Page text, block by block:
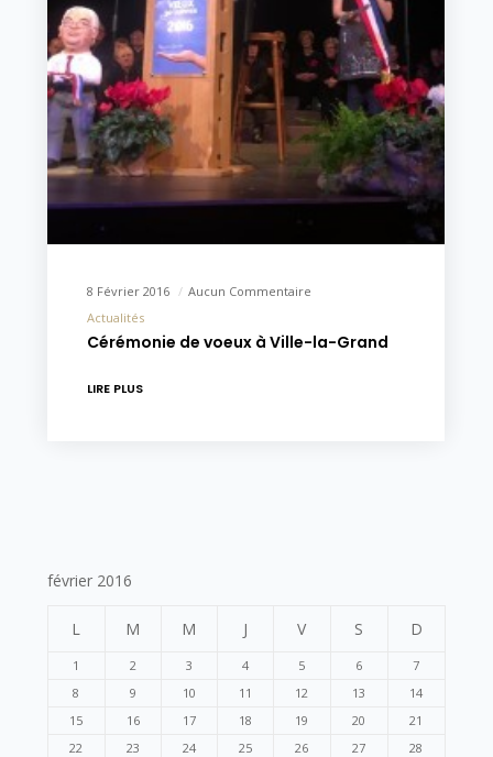
8 Février 2016
Aucun Commentaire
Actualités
Cérémonie de voeux à Ville-la-Grand
LIRE PLUS
février 2016
L M M J V S D
1 2 3 4 5 6
7
8
9 10 11 12 13
14
15
16 17 18 19 20
21
22
23 24 25 26 27
28